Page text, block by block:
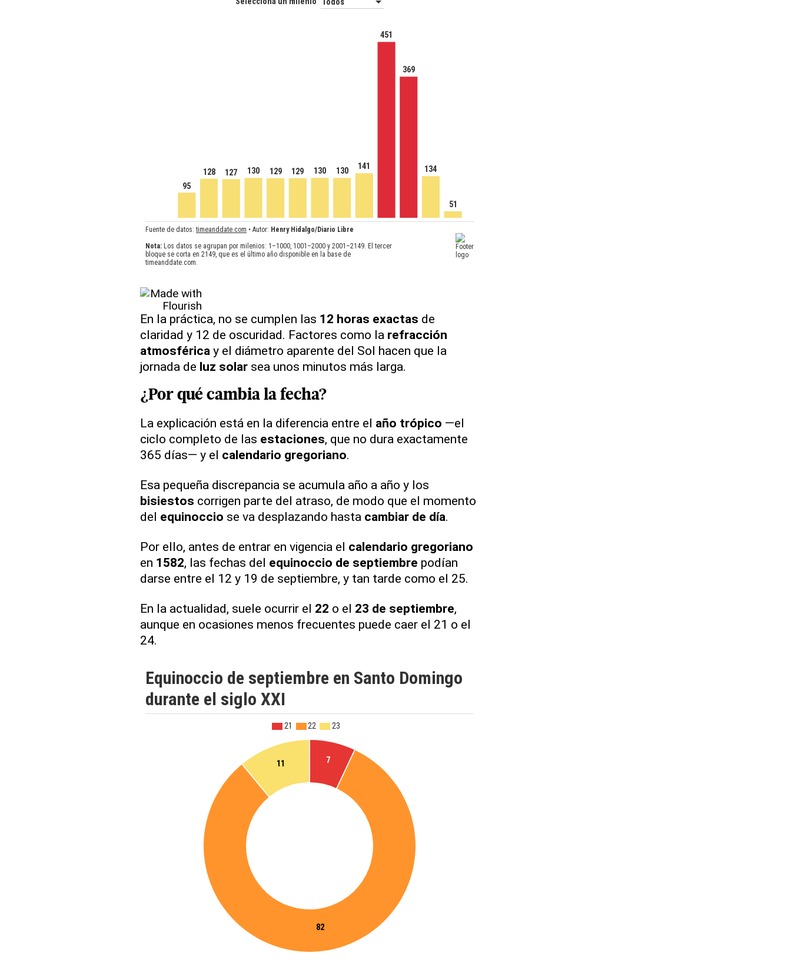
En la práctica, no se cumplen las 12 horas exactas de
claridad y 12 de oscuridad. Factores como la refracción
atmosférica y el diámetro aparente del Sol hacen que la
jornada de luz solarsea unos minutos más larga.
¿Por qué cambia la fecha?
La explicación está en la diferencia entre el año trópico —el
ciclo completo de las estaciones, que no dura exactamente
365 días— y el calendario gregoriano.
Esa pequeña discrepancia se acumula año a año y los
bisiestos corrigen parte del atraso, de modo que el momento
del equinoccio se va desplazando hasta cambiar de día.
Por ello, antes de entrar en vigencia el calendario gregoriano
en 1582, las fechas del equinoccio de septiembre podían
darse entre el 12 y 19 de septiembre, y tan tarde como el 25.
En la actualidad, suele ocurrir el 22 o el 23 de septiembre,
aunque en ocasiones menos frecuentes puede caer el 21 o el
24.